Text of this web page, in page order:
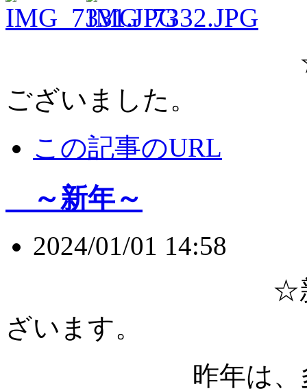
☆楽しいひ
ございました。
この記事のURL
～新年～
2024/01/01 14:58
☆新年明けま
ざいます。
昨年は、多くの